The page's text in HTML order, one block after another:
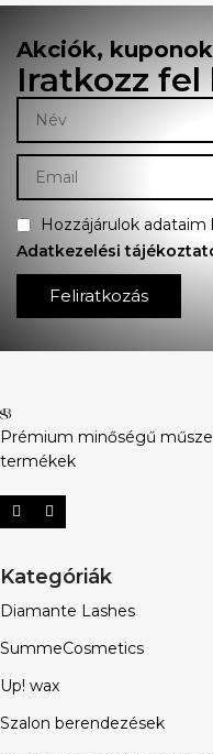
Akciók,
Iratkozz
Hozzájárulok
Adatkezelési
Feliratkozás
Prémium minőségű
termékek
Kategóriák
Diamante Lashes
SummeCosmetics
Up! wax
Szalon berendezések